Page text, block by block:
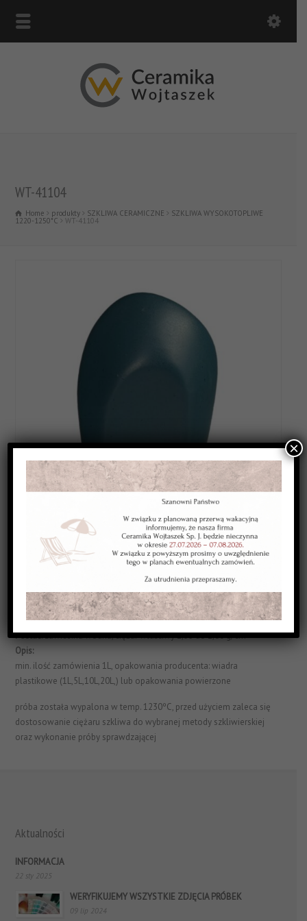
WT-41104
Home produkty SZKLIWA CERAMICZNE SZKLIWA WYSOKOTOPLIWE
1220-1250*C WT-41104
Category: SZKLIWA WYSOKOTOPLIWE 1220-1250*C
Kolor:zielone morskie ciemne
Typ:kryjące
Struktura Powierzchni:matowe i jednorodne
Postać:zawiesina wodna, ciężar właściwy 1,55 do 1,60 g/cm³
Opis:
min. ilość zamówienia 1L, opakowania producenta: wiadra
plastikowe (1L,5L,10L,20L,) lub opakowania powierzone
próba została wypalona w temp. 1230ºC, przed użyciem zaleca się
dostosowanie ciężaru szkliwa do wybranej metody szkliwierskiej
oraz wykonanie próby sprawdzającej
Aktualności
INFORMACJA
22 sty 2025
WERYFIKUJEMY WSZYSTKIE ZDJĘCIA PRÓBEK
09 lip 2024
×